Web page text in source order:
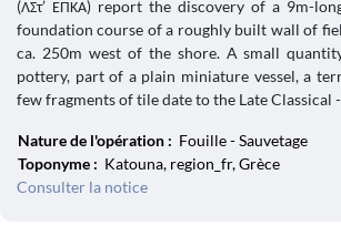
(ΛΣτ’ ΕΠΚΑ) report the discovery of a 9m-
foundation course of a roughly built wall of
ca. 250m west of the shore. A small
pottery, part of a plain miniature vessel, a
few fragments of tile date to the Late Classical
Nature de l'opération : Fouille - Sauvetage
Toponyme : Katouna, region_fr, Grèce
Consulter la notice